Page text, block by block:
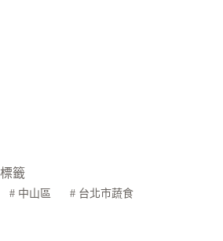
標籤
#中山區 #台北市蔬食